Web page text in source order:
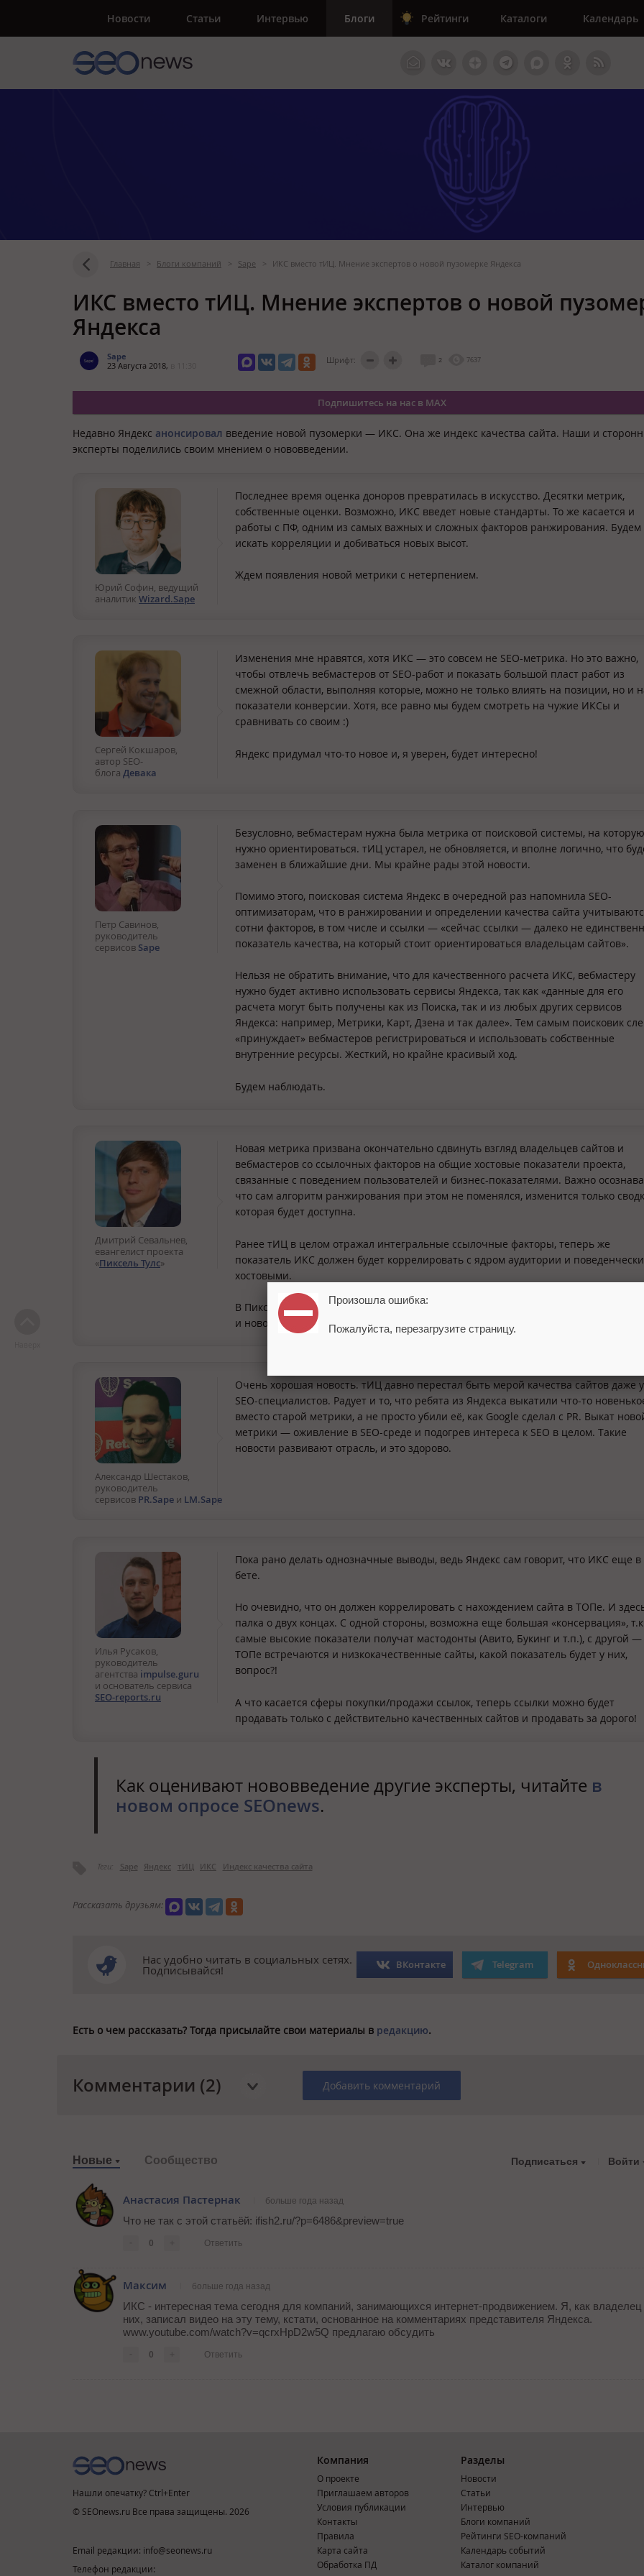
Новости Статьи Интервью Блоги Рейтинги Каталоги Календарь
Главная > Блоги компаний > Sape > ИКС вместо тИЦ. Мнение экспертов о новой пузомерке Яндекса
ИКС вместо тИЦ. Мнение экспертов о новой
Яндекса
Sape
23 Августа 2018,
Шрифт: 2 7637
Подпишитесь на нас в MAX
Недавно Яндекс анонсировал введение новой пузомерки — ИКС. Она же индекс качества сайта. Наши и
эксперты поделились своим мнением о нововведении.
Юрий Софин, ведущий
аналитик Wizard.Sape
Последнее время оценка доноров превратилась в искусство. Десятки метрик,
собственные оценки. Возможно, ИКС введет новые стандарты. То же касается и
работы с ПФ, одним из самых важных и сложных факторов ранжирования. Будем
искать корреляции и добиваться новых высот.
Ждем появления новой метрики с нетерпением.
Сергей Кокшаров,
автор SEO-
блога Девака
Изменения мне нравятся, хотя ИКС — это совсем не SEO-метрика. Но это важно,
чтобы отвлечь вебмастеров от SEO-работ и показать большой пласт работ из
смежной области, выполняя которые, можно не только влиять на позиции, но и
показатели конверсии. Хотя, все равно мы будем смотреть на чужие ИКСы и
сравнивать со своим :)
Яндекс придумал что-то новое и, я уверен, будет интересно!
Петр Савинов,
руководитель
сервисов Sape
Безусловно, вебмастерам нужна была метрика от поисковой системы, на которую
нужно ориентироваться. тИЦ устарел, не обновляется, и вполне логично, что
заменен в ближайшие дни. Мы крайне рады этой новости.
Помимо этого, поисковая система Яндекс в очередной раз напомнила SEO-
оптимизаторам, что в ранжировании и определении качества сайта
сотни факторов, в том числе и ссылки — «сейчас ссылки — далеко не
показатель качества, на который стоит ориентироваться владельцам сайтов».
Нельзя не обратить внимание, что для качественного расчета ИКС, вебмастеру
нужно будет активно использовать сервисы Яндекса, так как «данные для его
расчета могут быть получены как из Поиска, так и из любых других сервисов
Яндекса: например, Метрики, Карт, Дзена и так далее». Тем самым поисковик
«принуждает» вебмастеров регистрироваться и использовать собственные
внутренние ресурсы. Жесткий, но крайне красивый ход.
Будем наблюдать.
Дмитрий Севальнев,
евангелист проекта
«Пиксель Тулс»
Новая метрика призвана окончательно сдвинуть взгляд владельцев сайтов и
вебмастеров со ссылочных факторов на общие хостовые показатели проекта,
связанные с поведением пользователей и бизнес-показателями. Важно
что сам алгоритм ранжирования при этом не поменялся, изменится только
которая будет доступна.
Ранее тИЦ в целом отражал интегральные ссылочные факторы, теперь же
показатель ИКС должен будет коррелировать с ядром аудитории и
хостовыми.
В Пиксель Тулс мы планируем провести исследование по корреляции текущего
и нового ИКС на основе имеющихся у нас выборок.
Александр Шестаков,
руководитель
сервисов PR.Sape и LM.Sape
Очень хорошая новость. тИЦ давно перестал быть мерой качества сайтов даже у
SEO-специалистов. Радует и то, что ребята из Яндекса выкатили что-то
вместо старой метрики, а не просто убили её, как Google сделал с PR. Выкат
метрики — оживление в SEO-среде и подогрев интереса к SEO в целом. Такие
новости развивают отрасль, и это здорово.
Илья Русаков,
руководитель
агентства impulse.guru
и основатель сервиса
SEO-reports.ru
Пока рано делать однозначные выводы, ведь Яндекс сам говорит, что ИКС еще в
бете.
Но очевидно, что он должен коррелировать с нахождением сайта в ТОПе. И
палка о двух концах. С одной стороны, возможна еще большая «консервация»,
самые высокие показатели получат мастодонты (Авито, Букинг и т.п.), с другой —
ТОПе встречаются и низкокачественные сайты, какой показатель будет у них,
вопрос?!
А что касается сферы покупки/продажи ссылок, теперь ссылки можно будет
продавать только с действительно качественных сайтов и продавать за дорого!
Как оценивают нововведение другие эксперты, читайте в
новом опросе SEOnews.
Теги: Sape Яндекс тИЦ ИКС Индекс качества сайта
Рассказать друзьям:
Нас удобно читать в социальных сетях.
Подписывайся! ВКонтакте Telegram
Есть о чем рассказать? Тогда присылайте свои материалы в редакцию.
Комментарии (2) Добавить комментарий
Новые Сообщество Подписаться Войти
Анастасия Пастернак больше года назад
Что не так с этой статьёй: ifish2.ru/?p=6486&preview=true
0 Ответить
Максим больше года назад
ИКС - интересная тема сегодня для компаний, занимающихся интернет-продвижением. Я, как владелец
них, записал видео на эту тему, кстати, основанное на комментариях представителя Яндекса.
www.youtube.com/watch?v=qcrxHpD2w5Q предлагаю обсудить
0 Ответить
Нашли опечатку? Ctrl+Enter
© SEOnews.ru Все права защищены. 2026
Email редакции: info@seonews.ru
Телефон редакции:
Компания
О проекте
Приглашаем авторов
Условия публикации
Контакты
Правила
Карта сайта
Обработка ПД
Разделы
Новости
Статьи
Интервью
Блоги компаний
Рейтинги SEO-компаний
Календарь событий
Каталог компаний
Произошла ошибка:
Пожалуйста, перезагрузите страницу.